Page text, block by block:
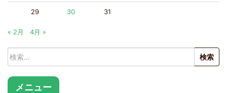
29 30 31
« 2月 4月 »
検
索:
メニュー